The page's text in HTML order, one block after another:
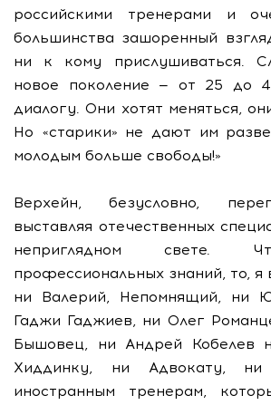
российскими тренерами и
большинства зашоренный
ни к кому прислушиваться.
новое поколение — от 25 до
диалогу. Они хотят меняться,
Но «старики» не дают им
молодым больше свободы!»
Верхейн, безусловно,
выставляя отечественных
неприглядном свете.
профессиональных знаний, то, я
ни Валерий, Непомнящий, ни
Гаджи Гаджиев, ни Олег
Бышовец, ни Андрей Кобелев
Хиддинку, ни Адвокату,
иностранным тренерам,